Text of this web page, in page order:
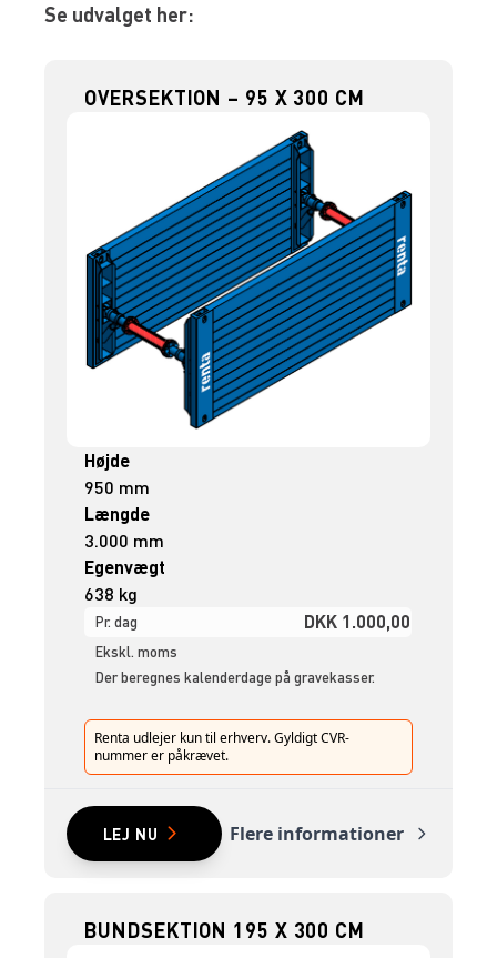
Se udvalget her:
OVERSEKTION – 95 X 300 CM
Højde
950 mm
Længde
3.000 mm
Egenvægt
638 kg
Pr. dag DKK 1.000,00
Ekskl. moms
Der beregnes kalenderdage på gravekasser.
Renta udlejer kun til erhverv. Gyldigt CVR-
nummer er påkrævet.
LEJ NU Flere informationer
BUNDSEKTION 195 X 300 CM